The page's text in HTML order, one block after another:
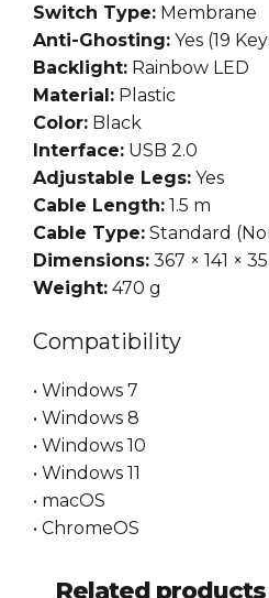
Switch Type: Membrane
Anti-Ghosting: Yes (19
Backlight: Rainbow LED
Material: Plastic
Color: Black
Interface: USB 2.0
Adjustable Legs: Yes
Cable Length: 1.5 m
Cable Type: Standard
Dimensions: 367 × 141 ×
Weight: 470 g
Compatibility
• Windows 7
• Windows 8
• Windows 10
• Windows 11
• macOS
• ChromeOS
Related products